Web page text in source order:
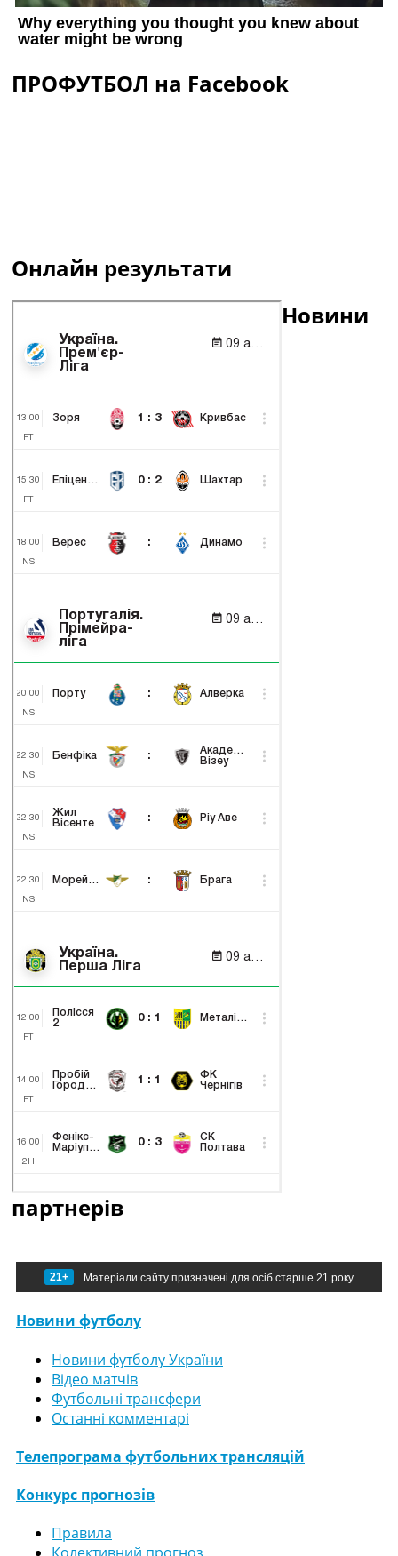
ПРОФУТБОЛ на Facebook
Онлайн результати
Новини
партнерів
21+ Матеріали сайту призначені для осіб старше 21 року
Новини футболу
Новини футболу України
Відео матчів
Футбольні трансфери
Останні комментарі
Телепрограма футбольних трансляцій
Конкурс прогнозів
Правила